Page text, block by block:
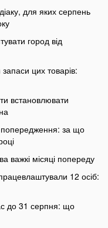
для яких серпень
город від
цих товарів:
встановлювати
попередження: за що
важкі місяці попереду
12 осіб:
до 31 серпня: що